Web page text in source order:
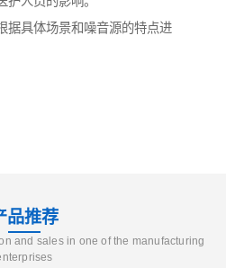
据具体场景和噪音源的特点进
品推荐
and sales in one of the manufacturing